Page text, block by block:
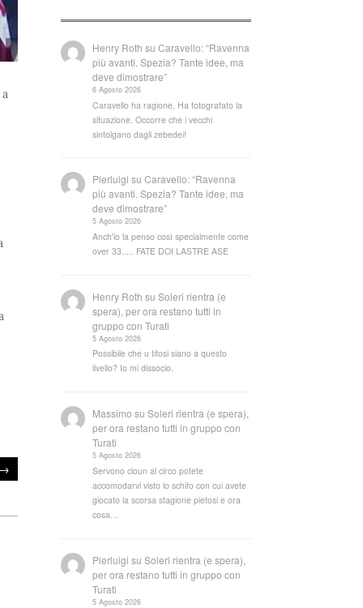
→
Henry Roth suCaravello: “Ravenna
più avanti. Spezia? Tante idee, ma
deve dimostrare”
6 Agosto 2026
Caravello ha ragione. Ha fotografato la
situazione. Occorre che i vecchi
sintolgano dagli zebedei!
Pierluigi suCaravello: “Ravenna
più avanti. Spezia? Tante idee, ma
deve dimostrare”
5 Agosto 2026
Anch'io la penso così specialmente come
over 33..... FATE DOI LASTRE ASE
Henry Roth suSoleri rientra (e
spera), per ora restano tutti in
gruppo con Turati
5 Agosto 2026
Possibile che u tifosi siano a questo
livello? Io mi dissocio.
Massimo suSoleri rientra (e spera),
per ora restano tutti in gruppo con
Turati
5 Agosto 2026
Servono cloun al circo potete
accomodarvi visto lo schifo con cui avete
giocato la scorsa stagione pietosi e ora
cosa…
Pierluigi suSoleri rientra (e spera),
per ora restano tutti in gruppo con
Turati
5 Agosto 2026